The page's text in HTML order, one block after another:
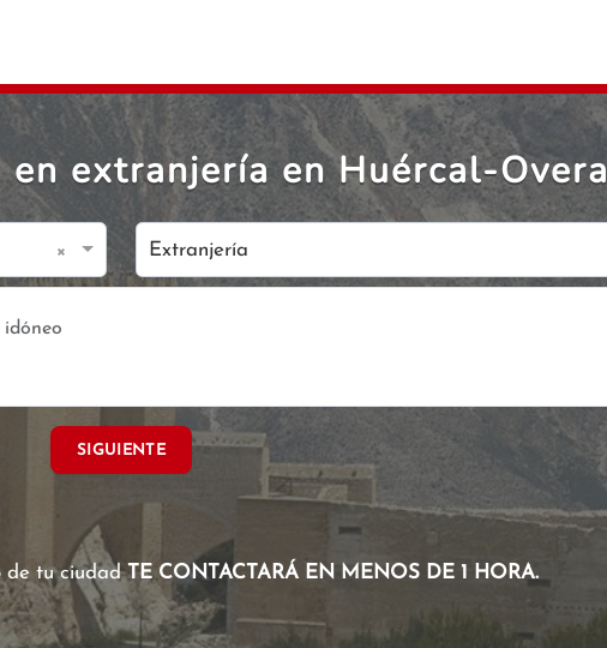
extranjería en Huércal-Overa
× Extranjería
SIGUIENTE
de tu ciudadTE CONTACTARÁ EN MENOS DE 1 HORA.